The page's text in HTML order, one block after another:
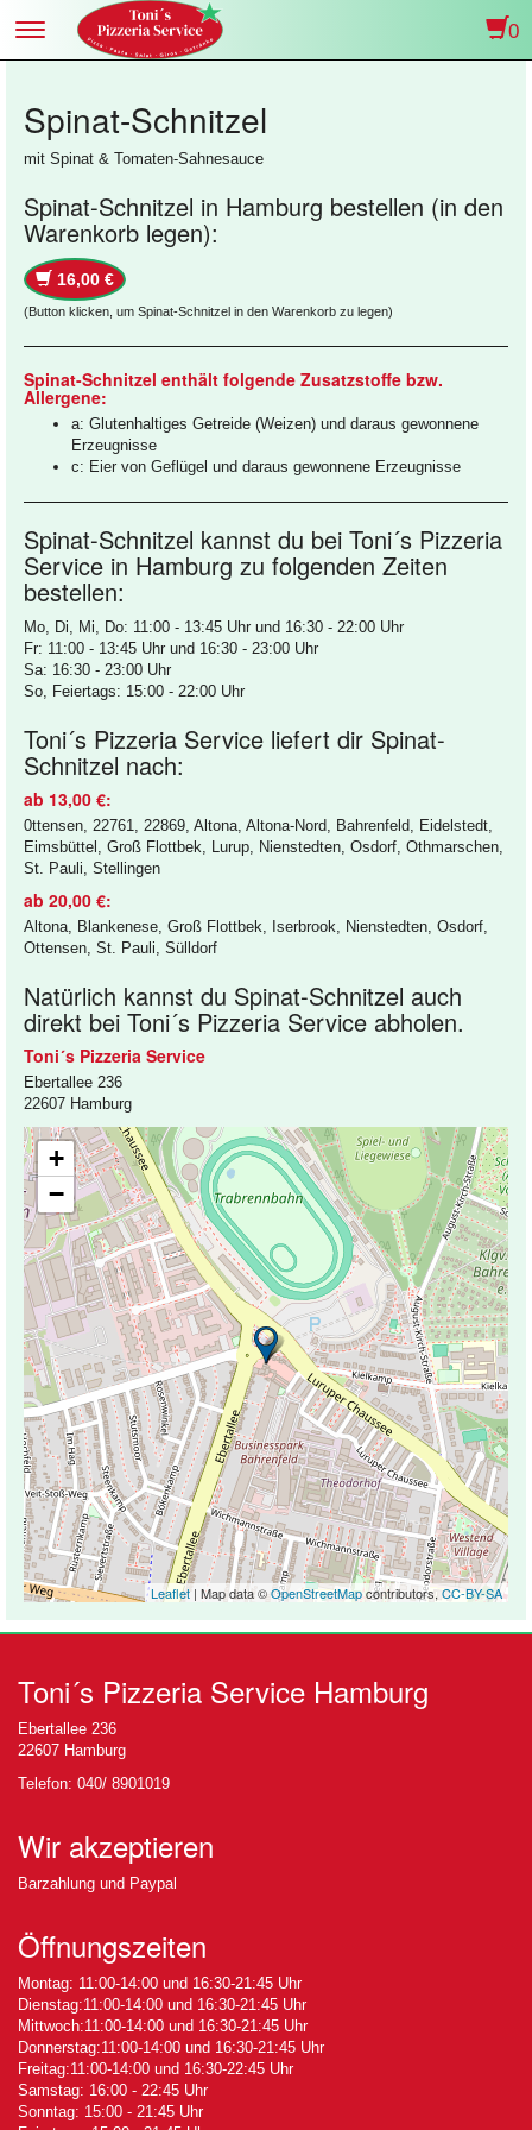
Toggle
navigation
0
Spinat-Schnitzel
mit Spinat & Tomaten-Sahnesauce
Spinat-Schnitzel in Hamburg bestellen (in den
Warenkorb legen):
16,00 €
(Button klicken, um Spinat-Schnitzel in den Warenkorb zu legen)
Spinat-Schnitzel enthält folgende Zusatzstoffe bzw.
Allergene:
a: Glutenhaltiges Getreide (Weizen) und daraus gewonnene
Erzeugnisse
c: Eier von Geflügel und daraus gewonnene Erzeugnisse
Spinat-Schnitzel kannst du bei Toni´s Pizzeria
Service in Hamburg zu folgenden Zeiten
bestellen:
Mo, Di, Mi, Do: 11:00 - 13:45 Uhr und 16:30 - 22:00 Uhr
Fr: 11:00 - 13:45 Uhr und 16:30 - 23:00 Uhr
Sa: 16:30 - 23:00 Uhr
So, Feiertags: 15:00 - 22:00 Uhr
Toni´s Pizzeria Service liefert dir Spinat-
Schnitzel nach:
ab 13,00 €:
0ttensen, 22761, 22869, Altona, Altona-Nord, Bahrenfeld, Eidelstedt,
Eimsbüttel, Groß Flottbek, Lurup, Nienstedten, Osdorf, Othmarschen,
St. Pauli, Stellingen
ab 20,00 €:
Altona, Blankenese, Groß Flottbek, Iserbrook, Nienstedten, Osdorf,
Ottensen, St. Pauli, Sülldorf
Natürlich kannst du Spinat-Schnitzel auch
direkt bei Toni´s Pizzeria Service abholen.
Toni´s Pizzeria Service
Ebertallee 236
22607 Hamburg
+
−
Leaflet | Map data ©OpenStreetMapcontributors, CC-BY-SA
Toni´s Pizzeria Service Hamburg
Ebertallee 236
22607 Hamburg
Telefon: 040/ 8901019
Wir akzeptieren
Barzahlung und Paypal
Öffnungszeiten
Montag: 11:00-14:00 und 16:30-21:45 Uhr
Dienstag:11:00-14:00 und 16:30-21:45 Uhr
Mittwoch:11:00-14:00 und 16:30-21:45 Uhr
Donnerstag:11:00-14:00 und 16:30-21:45 Uhr
Freitag:11:00-14:00 und 16:30-22:45 Uhr
Samstag: 16:00 - 22:45 Uhr
Sonntag: 15:00 - 21:45 Uhr